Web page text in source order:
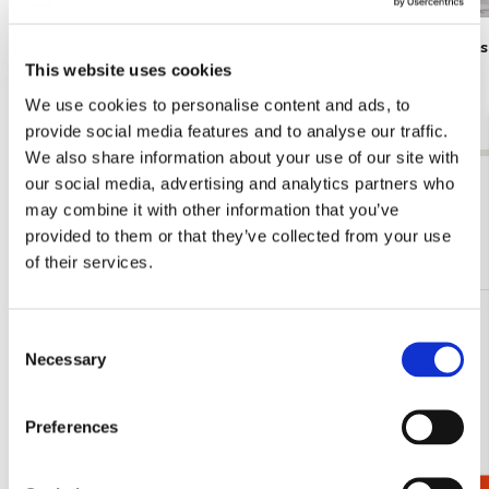
This website uses cookies
We use cookies to personalise content and ads, to
provide social media features and to analyse our traffic.
We also share information about your use of our site with
our social media, advertising and analytics partners who
may combine it with other information that you’ve
provided to them or that they’ve collected from your use
of their services.
Selection
Necessary
Preferences
€ 9,99
Poster:
€ 9,99
Bekijk alles van Cadeau voor hem
Meer van Fotografie
verlanglijst